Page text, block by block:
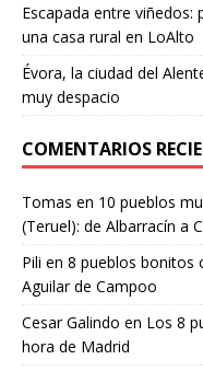
Escapada entre
una casa rural en LoAlto
Évora, la ciudad del
muy despacio
COMENTARIOS
Tomas en 10 pueblos
(Teruel): de Albarracín a
Pili en 8 pueblos bonitos
Aguilar de Campoo
Cesar Galindo en Los 8
hora de Madrid